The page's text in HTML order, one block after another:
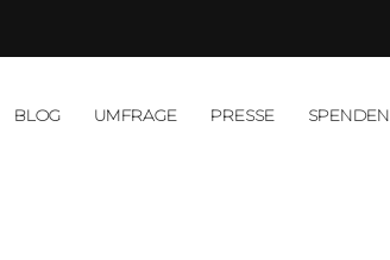
BLOG UMFRAGE PRESSE SPENDEN